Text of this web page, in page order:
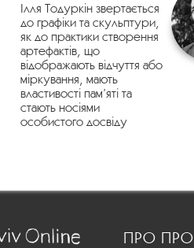
Ілля Тодуркін звертається
до графіки та скульптури,
як до практики створення
артефактів, що
відображають відчуття або
міркування, мають
властивості пам’яті та
стають носіями
особистого досвіду
ПРО